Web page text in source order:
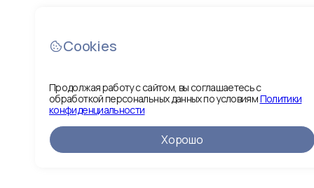
Cookies
Продолжая работу с сайтом, вы соглашаетесь с
обработкой персональных данных по условиямПолитики
конфиденциальности
Хорошо